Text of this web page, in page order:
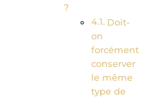
?
Doit-
on
forcément
conserver
le même
type de